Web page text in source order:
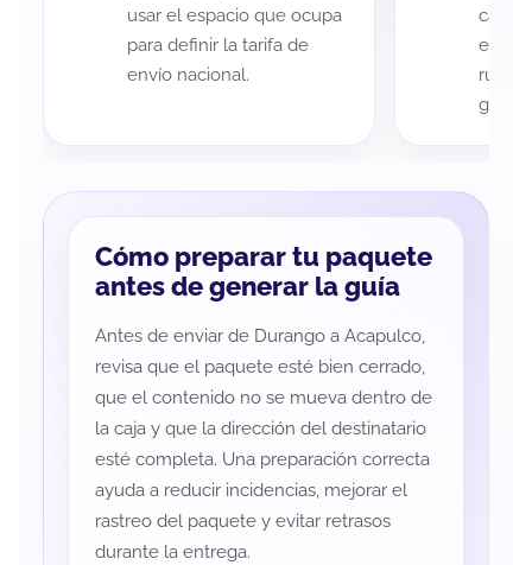
usar el espacio que ocupa
para definir la tarifa de
envío nacional.
cada
es
ruta
guía
Cómo preparar tu paquete
antes de generar la guía
Antes de enviar de Durango a Acapulco,
revisa que el paquete esté bien cerrado,
que el contenido no se mueva dentro de
la caja y que la dirección del destinatario
esté completa. Una preparación correcta
ayuda a reducir incidencias, mejorar el
rastreo del paquete y evitar retrasos
durante la entrega.